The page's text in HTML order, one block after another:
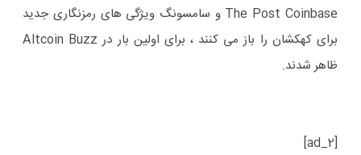
The Post Coinbase و سامسونگ ویژگی های رمزنگاری جدید
برای کهکشان را باز می کنند ، برای اولین بار در Altcoin Buzz
ظاهر شدند.
[ad_2]